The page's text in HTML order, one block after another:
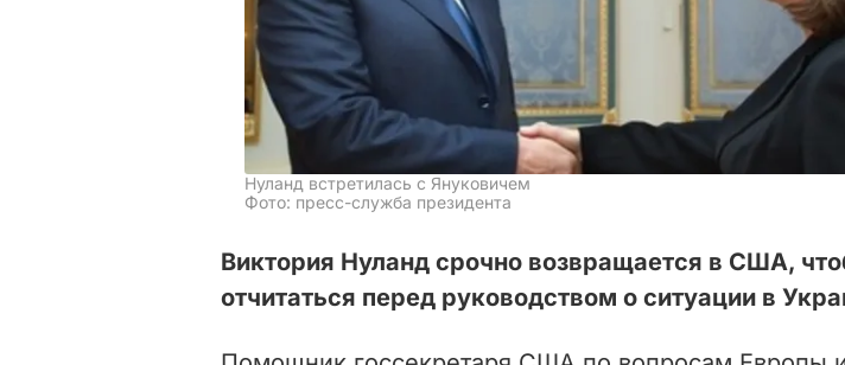
Нуланд встретилась с Януковичем
Фото: пресс-служба президента
Виктория Нуланд срочно возвращается в США,
отчитаться перед руководством о ситуации в